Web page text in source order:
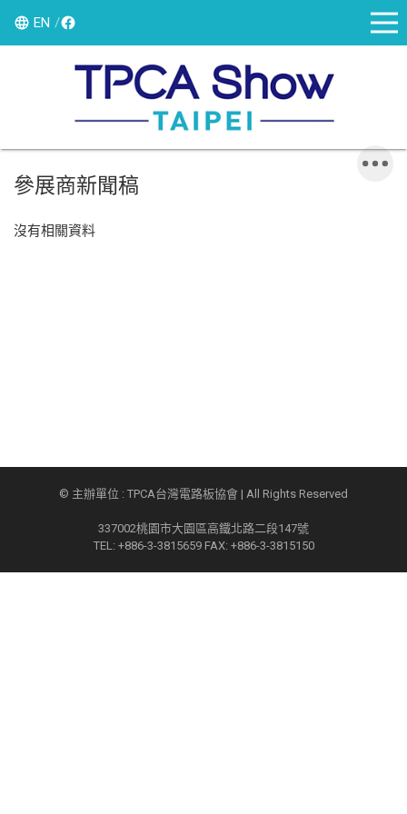
EN
參展商新聞稿
沒有相關資料
© 主辦單位 : TPCA台灣電路板協會 | All Rights Reserved
337002桃園市大園區高鐵北路二段147號
TEL: +886-3-3815659 FAX: +886-3-3815150